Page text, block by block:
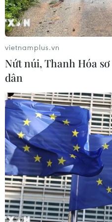
duy trì hòa bình trên bán
Tiên
CƠ QUAN CHỦ QUẢN: THÔNG TẤN XÃ
Tổng Biên tập: TRẦN TIẾN
Phó Tổng Biên tập:
THỦY
vietnamplus.vn
Nứt núi, Thanh Hóa
dân